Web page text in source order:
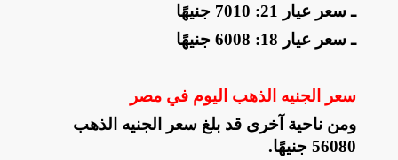
ـ سعر عيار 21: 7010 جنيهًا
ـ سعر عيار 18: 6008 جنيهًا
سعر الجنيه الذهب اليوم في مصر
ومن ناحية آخرى قد بلغ سعر الجنيه الذهب
56080 جنيهًا
.